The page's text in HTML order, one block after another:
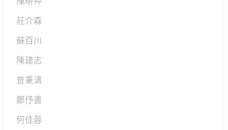
莊介森
蘇百川
陳建志
曾秉濤
鄭伃書
何佳蓉